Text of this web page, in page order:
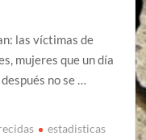
las víctimas de
mujeres que un día
no se …
estadisticas